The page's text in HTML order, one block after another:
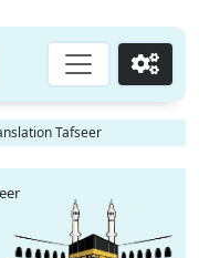
Go
Tafseer